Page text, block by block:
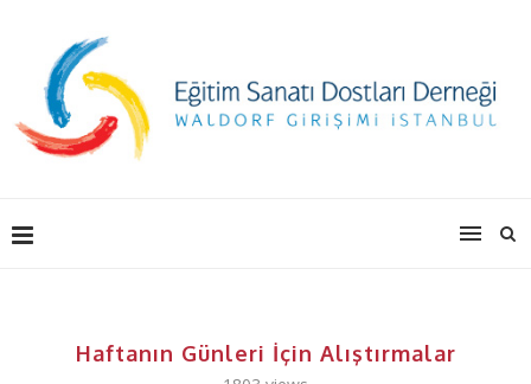
Haftanın Günleri İçin Alıştırmalar